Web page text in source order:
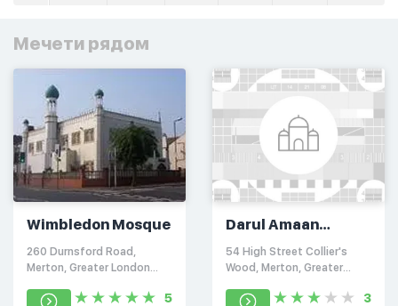
Мечети рядом
Wimbledon Mosque
260 Durnsford Road,
Merton, Greater London
5
Darul Amaan
Islamic Centre
54 High Street Collier's
Wood, Merton, Greater
3